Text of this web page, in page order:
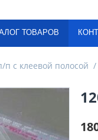
ТОВАРОВ
п с клеевой полосой /